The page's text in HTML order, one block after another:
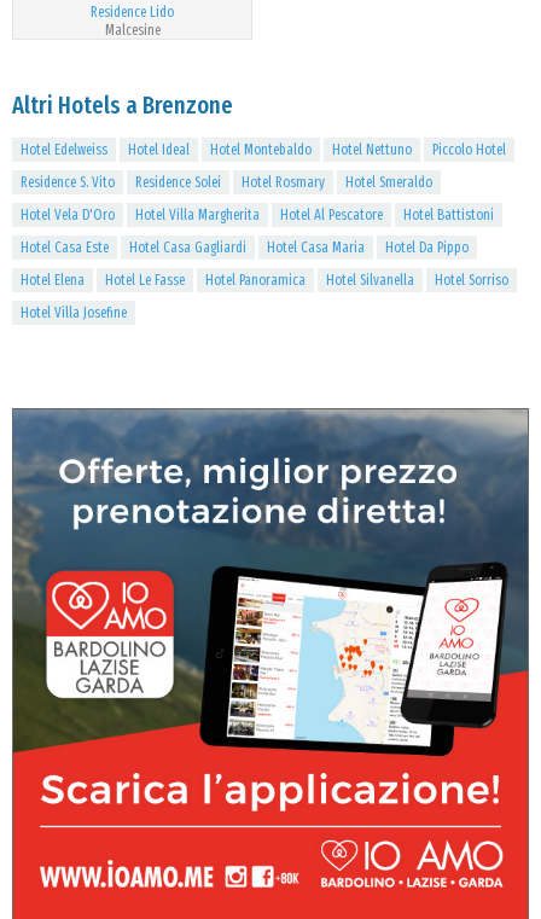
Residence Lido
Malcesine
Altri Hotels a Brenzone
Hotel Edelweiss Hotel Ideal Hotel Montebaldo Hotel Nettuno
Piccolo Hotel
Residence S. Vito
Residence Solei Hotel Rosmary
Hotel Smeraldo
Hotel Vela D'Oro
Hotel Villa Margherita Hotel Al Pescatore
Hotel Battistoni
Hotel Casa Este
Hotel Casa Gagliardi Hotel Casa Maria
Hotel Da Pippo
Hotel Elena
Hotel Le Fasse Hotel Panoramica Hotel Silvanella
Hotel Sorriso
Hotel Villa Josefine